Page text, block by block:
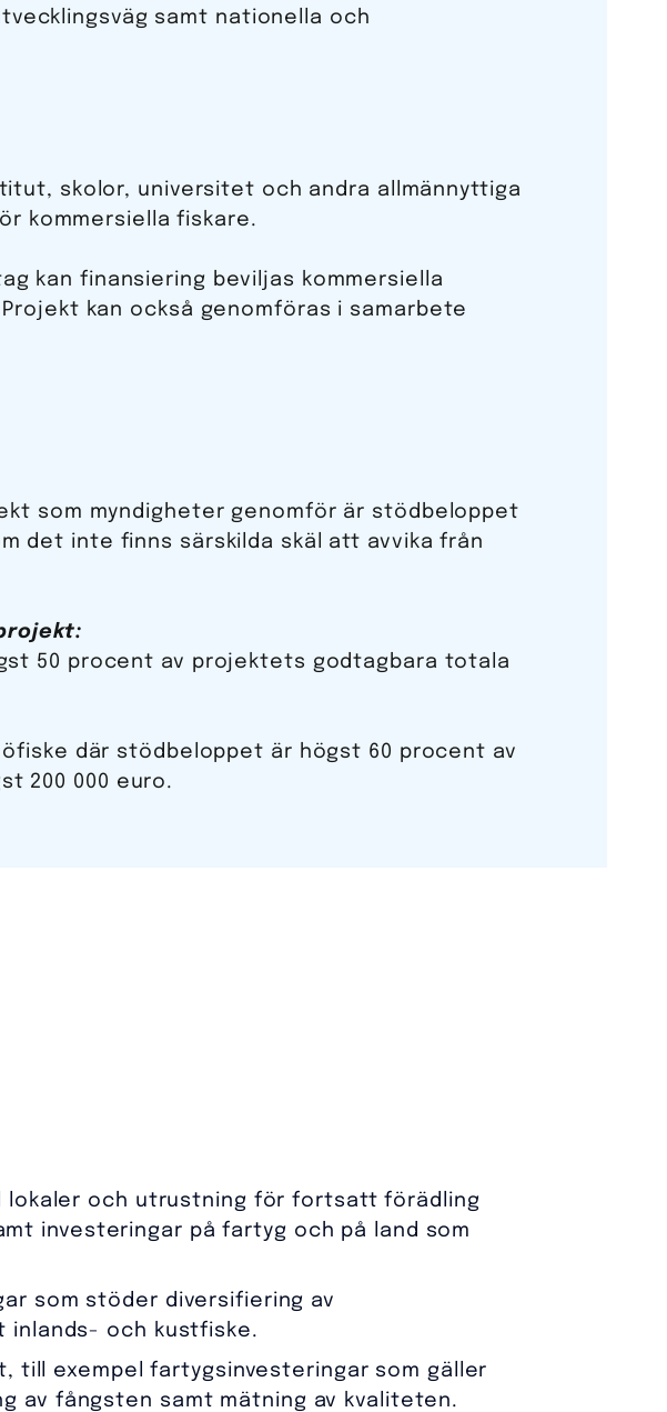
samt nationella och
skolor, universitet och andra allmännyttiga
kommersiella fiskare.
kan finansiering beviljas kommersiella
kan också genomföras i samarbete
som myndigheter genomför är stödbeloppet
det inte finns särskilda skäl att avvika från
50 procent av projektets godtagbara totala
där stödbeloppet är högst 60 procent av
200 000 euro.
lokaler och utrustning för fortsatt förädling
investeringar på fartyg och på land som
som stöder diversifiering av
inlands- och kustfiske.
till exempel fartygsinvesteringar som gäller
av fångsten samt mätning av kvaliteten.